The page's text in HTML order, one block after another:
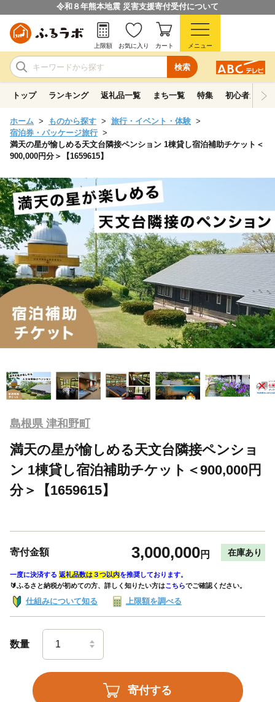
令和８年熊本地震 災害支援寄付受付について
検索
上限額 お気に入り カート メニュー
トップ ランキング 返礼品一覧 まち一覧 特集 初心者ガイド
ホーム ものから探す
旅行・イベント・体験
宿泊券・パッケージ旅行
満天の星が愉しめる天文台隣接ペンション 1棟貸し宿泊補助チケット＜
900,000円分＞【1659615】
島根県 津和野町
満天の星が愉しめる天文台隣接ペンショ
ン 1棟貸し宿泊補助チケット＜900,000円
分＞【1659615】
寄付金額 3,000,000円 在庫あり
一度に決済する 返礼品数は３つ以内を推奨しております。
🔰ふるさと納税が初めての方、詳しく知りたい方はこちらでご確認ください。
仕組みについて知る 上限額を調べる
数量
寄付する